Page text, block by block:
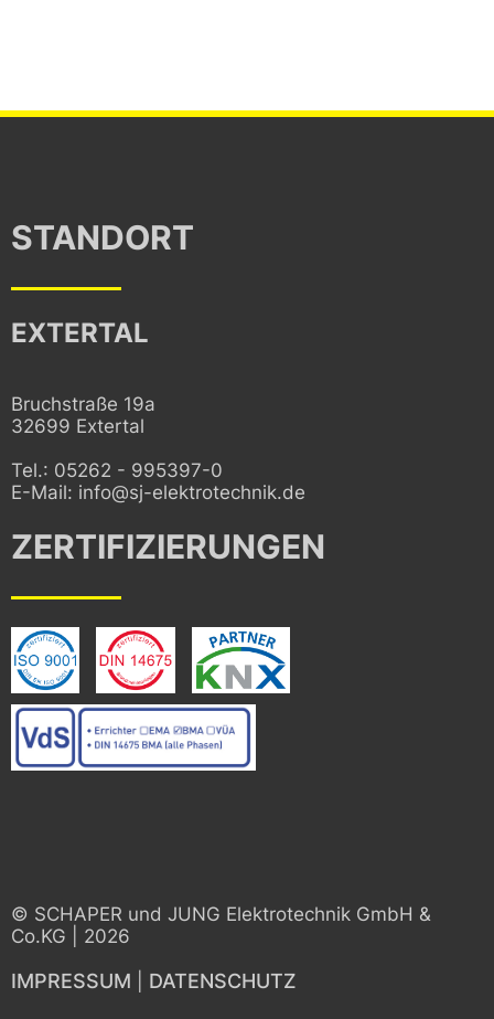
STANDORT
EXTERTAL
Bruchstraße 19a
32699 Extertal
Tel.: 05262 - 995397-0
E-Mail: info@sj-elektrotechnik.de
ZERTIFIZIERUNGEN
© SCHAPER und JUNG Elektrotechnik GmbH &
Co.KG | 2026
IMPRESSUM DATENSCHUTZ